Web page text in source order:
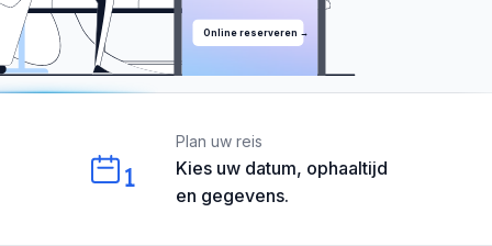
Online reserveren →
1
Kies uw datum, ophaaltijd
en gegevens.
Plan uw reis